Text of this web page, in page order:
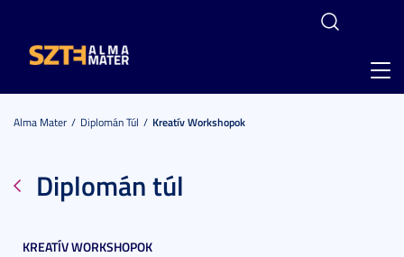
Alma Mater Diplomán Túl Kreatív Workshopok
Diplomán túl
KREATÍV WORKSHOPOK